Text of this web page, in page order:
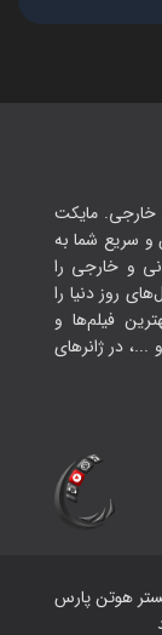
خارجی. مایکت
و سریع شما به
و خارجی را
روز دنیا را
فیلم‌ها و
...، در ژانرهای
هوتن پارس